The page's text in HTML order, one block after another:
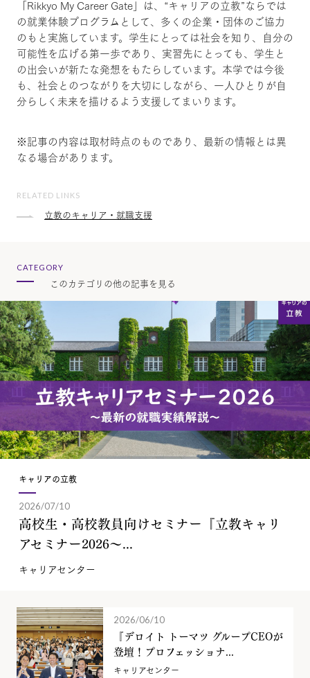
「Rikkyo My Career Gate」は、“キャリアの立教”ならでは
の就業体験プログラムとして、多くの企業・団体のご協力
のもと実施しています。学生にとっては社会を知り、自分の
可能性を広げる第一歩であり、実習先にとっても、学生と
の出会いが新たな発想をもたらしています。本学では今後
も、社会とのつながりを大切にしながら、一人ひとりが自
分らしく未来を描けるよう支援してまいります。
※記事の内容は取材時点のものであり、最新の情報とは異
なる場合があります。
RELATED LINKS
立教のキャリア・就職支援
CATEGORY
このカテゴリの他の記事を見る
キャリアの立教
2026/07/10
高校生・高校教員向けセミナー『立教キャリ
アセミナー2026～...
キャリアセンター
2026/06/10
『デロイト トーマツ グループCEOが
登壇！プロフェッショナ...
キャリアセンター